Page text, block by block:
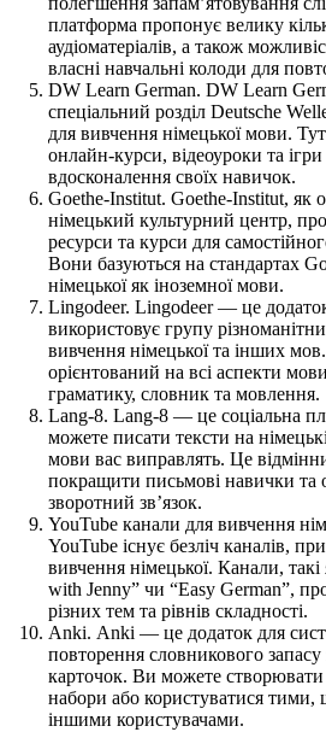
платформа пропонує велику
аудіоматеріалів, а також
власні навчальні колоди для
DW Learn German. DW Learn
спеціальний розділ Deutsche
для вивчення німецької мови.
онлайн-курси, відеоуроки та
вдосконалення своїх навичок.
Goethe-Institut. Goethe-Institut, як
німецький культурний центр,
ресурси та курси для
Вони базуються на стандартах
німецької як іноземної мови.
Lingodeer. Lingodeer — це
використовує групу
вивчення німецької та інших
орієнтований на всі аспекти
граматику, словник та мовлення.
Lang-8. Lang-8 — це соціальна
можете писати тексти на
мови вас виправлять. Це
покращити письмові навички та
зворотний зв’язок.
YouTube канали для вивчення
YouTube існує безліч каналів,
вивчення німецької. Канали,
with Jenny” чи “Easy German”,
різних тем та рівнів складності.
Anki. Anki — це додаток для
повторення словникового
карточок. Ви можете створювати
набори або користуватися тими,
іншими користувачами.